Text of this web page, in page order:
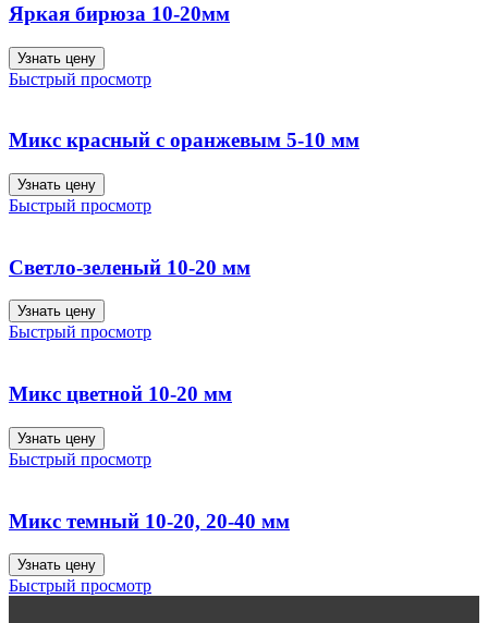
Яркая бирюза 10-20мм
Узнать цену
Быстрый просмотр
Микс красный с оранжевым 5-10 мм
Узнать цену
Быстрый просмотр
Светло-зеленый 10-20 мм
Узнать цену
Быстрый просмотр
Микс цветной 10-20 мм
Узнать цену
Быстрый просмотр
Микс темный 10-20, 20-40 мм
Узнать цену
Быстрый просмотр